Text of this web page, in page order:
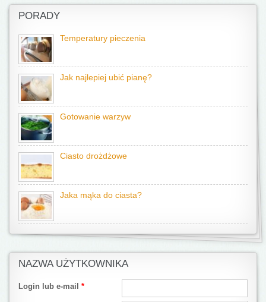
PORADY
Temperatury pieczenia
Jak najlepiej ubić pianę?
Gotowanie warzyw
Ciasto drożdżowe
Jaka mąka do ciasta?
NAZWA UŻYTKOWNIKA
Login lub e-mail *